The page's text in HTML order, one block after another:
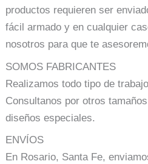
productos requieren ser
fácil armado y en cualquier
nosotros para que te
SOMOS FABRICANTES
Realizamos todo tipo de
Consultanos por otros
diseños especiales.
ENVÍOS
En Rosario, Santa Fe,